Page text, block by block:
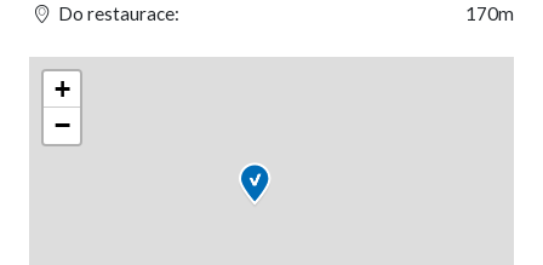
Do restaurace:
170m
+
−